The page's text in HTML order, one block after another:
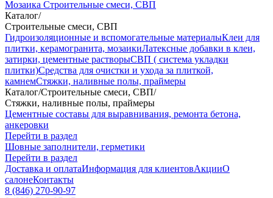
Мозаика Строительные смеси, СВП
Каталог/
Строительные смеси, СВП
Гидроизоляционные и вспомогательные материалыКлеи для
плитки, керамогранита, мозаикиЛатексные добавки в клеи,
затирки, цементные растворыСВП ( система укладки
плитки)Средства для очистки и ухода за плиткой,
камнемСтяжки, наливные полы, праймеры
Каталог/Строительные смеси, СВП/
Стяжки, наливные полы, праймеры
Цементные составы для выравнивания, ремонта бетона,
анкеровки
Перейти в раздел
Шовные заполнители, герметики
Перейти в раздел
Доставка и оплатаИнформация для клиентовАкцииО
салонеКонтакты
8 (846) 270-90-97